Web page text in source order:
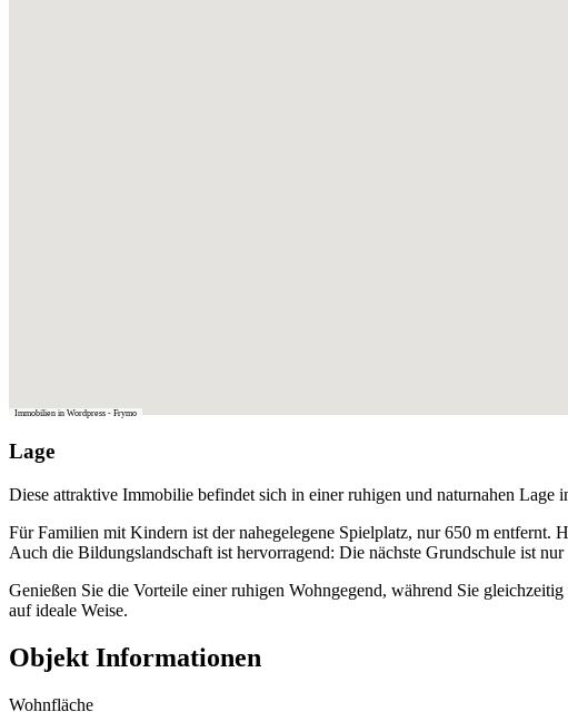
Immobilien in Wordpress - Frymo
Lage
Diese attraktive Immobilie befindet sich in einer ruhigen und naturnahen Lage
Für Familien mit Kindern ist der nahegelegene Spielplatz, nur 650 m entfernt.
Auch die Bildungslandschaft ist hervorragend: Die nächste Grundschule ist
Genießen Sie die Vorteile einer ruhigen Wohngegend, während Sie
auf ideale Weise.
Objekt Informationen
Wohnfläche